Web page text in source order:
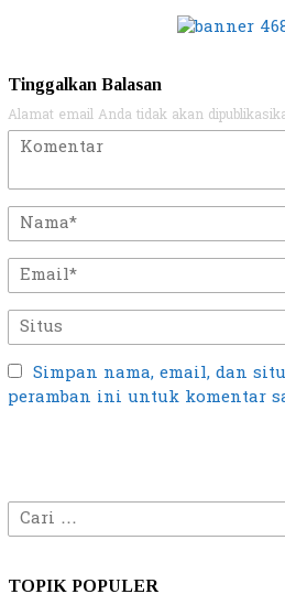
Tinggalkan Balasan
Alamat email Anda tidak akan
Simpan nama, email, dan
peramban ini untuk komentar
Cari
untuk:
TOPIK POPULER